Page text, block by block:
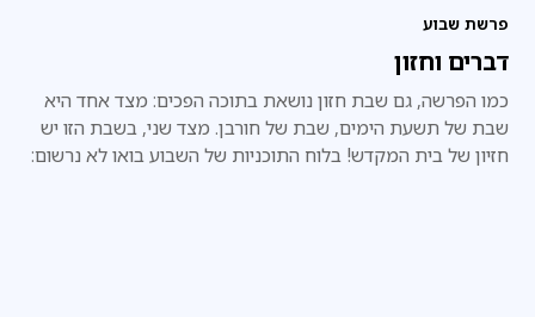
פרשת שבוע
דברים וחזון
כמו הפרשה, גם שבת חזון נושאת בתוכה הפכים: מצד אחד היא
שבת של תשעת הימים, שבת של חורבן. מצד שני, בשבת הזו יש
חזיון של בית המקדש! בלוח התוכניות של השבוע בואו לא נרשום: